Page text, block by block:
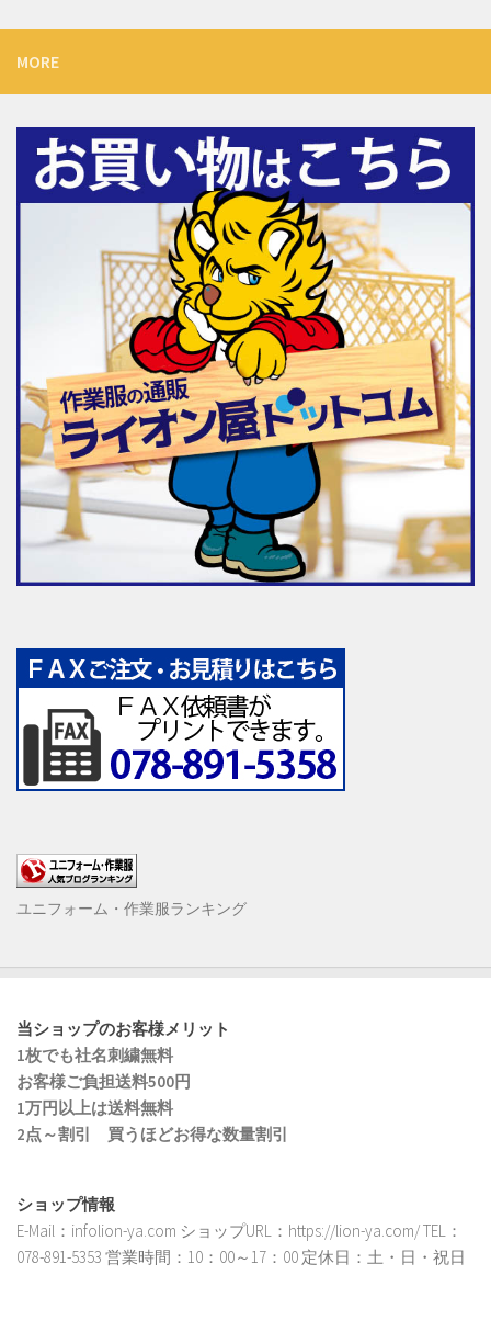
MORE
ユニフォーム・作業服ランキング
当ショップのお客様メリット
1枚でも社名刺繍無料
お客様ご負担送料500円
1万円以上は送料無料
2点～割引 買うほどお得な数量割引
ショップ情報
E-Mail：infolion-ya.com ショップURL：https://lion-ya.com/ TEL：
078-891-5353 営業時間：10：00～17：00 定休日：土・日・祝日